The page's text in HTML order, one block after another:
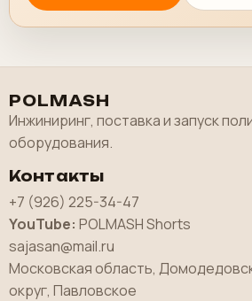
POLMASH
Инжиниринг, поставка и запуск
оборудования.
Контакты
+7 (926) 225-34-47
YouTube: POLMASH Shorts
sajasan@mail.ru
Московская область,
округ, Павловское